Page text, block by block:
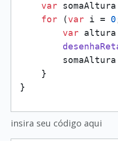
var
for (var i = 0
var
    }
}
insira seu código aqui